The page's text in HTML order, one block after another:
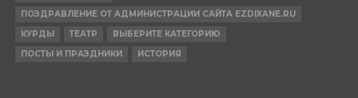
ПОЗДРАВЛЕНИЕ ОТ АДМИНИСТРАЦИИ САЙТА EZDIXANE.RU
КУРДЫ
ТЕАТР
ВЫБЕРИТЕ КАТЕГОРИЮ
ПОСТЫ И ПРАЗДНИКИ
ИСТОРИЯ